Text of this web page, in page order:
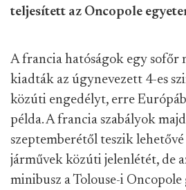
teljesített az Oncopole
A francia hatóságok egy sofőr
kiadták az úgynevezett 4-es
közúti engedélyt, erre
példa. A francia szabályok
szeptemberétől teszik
járművek közúti jelenlétét, de
minibusz a Tolouse-i